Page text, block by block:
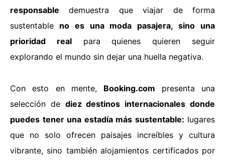
responsable demuestra que viajar de forma
sustentable no es una moda pasajera, sino una
prioridad realpara quienes quieren seguir
explorando el mundo sin dejar una huella negativa.
Con esto en mente, Booking.com
presenta una
selección de diez destinos internacionales donde
puedes tener una estadía más sustentable: lugares
que no solo ofrecen paisajes increíbles y cultura
vibrante, sino también alojamientos certificados por